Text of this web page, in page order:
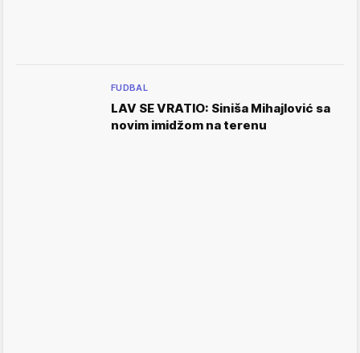
FUDBAL
LAV SE VRATIO: Siniša Mihajlović sa
novim imidžom na terenu